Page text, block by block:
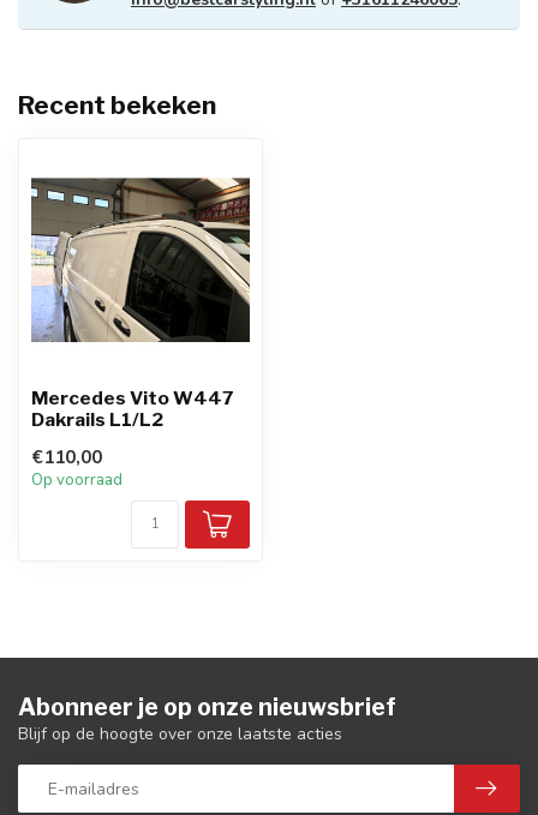
Recent bekeken
Mercedes Vito W447
Dakrails L1/L2
€110,00
Op voorraad
Abonneer je op onze nieuwsbrief
Blijf op de hoogte over onze laatste acties